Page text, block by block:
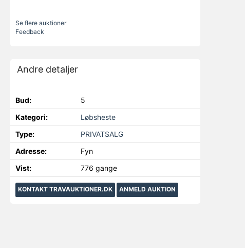
Se flere auktioner
Feedback
Andre detaljer
Bud:
5
Kategori:
Løbsheste
Type:
PRIVATSALG
Adresse:
Fyn
Vist:
776 gange
KONTAKT TRAVAUKTIONER.DK ANMELD AUKTION